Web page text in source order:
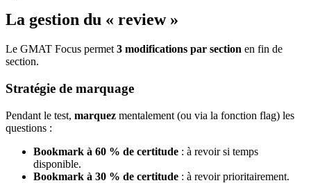
La gestion du « review »
Le GMAT Focus permet 3 modifications par section en fin de
section.
Stratégie de marquage
Pendant le test, marquez mentalement (ou via la fonction flag) les
questions :
Bookmark à 60 % de certitude : à revoir si temps
disponible.
Bookmark à 30 % de certitude : à revoir prioritairement.